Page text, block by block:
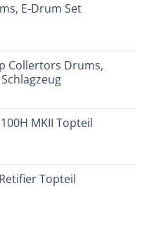
E-Drum Set
€.Collertors Drums,
MKII Topteil
€.
Topteil